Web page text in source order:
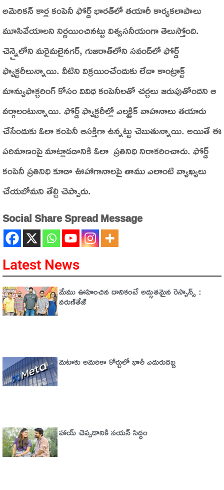
అమెరికన్‌ కార్ల కంపెనీ ఫోర్డ్‌ భారత్‌లో తయారీ కార్యకలాపాలు
మూసివేయాలని నిర్ణయించినట్టు విశ్వసనీయంగా తెలుస్తోంది.
చెన్నైలోని మరైమలైనగర్‌, గుజరాత్‌లోని సవంద్‌లో ఫోర్డ్‌
ఫ్యాక్టరీలున్నాయి. వీటిని విక్రయించేందుకు లేదా కాంట్రాక్ట్‌
మాన్యుఫాక్చరింగ్‌ కోసం వివిధ కంపెనీలతో చర్చలు జరుపుతోందని ఆ
వర్గాలంటున్నాయి. ఫోర్డ్‌ ఫ్యాక్టరీల్లో ఎలక్ట్రిక్‌ వాహనాలు తయారు
చేసేందుకు ఓలా కంపెనీ ఆసక్తిగా ఉన్నట్టు చెబుతున్నాయి. అయితే ఈ
పరిమాణంపై మాట్లాడడానికి ఓలా ప్రతినిధి నిరాకరించారు. ఫోర్డ్‌
కంపెనీ ప్రతినిధి కూడా ఊహాగానాలపై తాము ఎలాంటి వ్యాఖ్యలు
చేయబోమని తేల్చి చెప్పారు.
Social Share Spread Message
Latest News
మేము ఊహించిన దానికంటే అద్భుతమైన రెస్పాన్స్ :
వరుణ్‌తేజ్‌
మెటాకు అమెరికా కోర్టులో భారీ ఎదురుదెబ్బ
హాయ్ చెప్పడానికి నయన్ సిద్ధం